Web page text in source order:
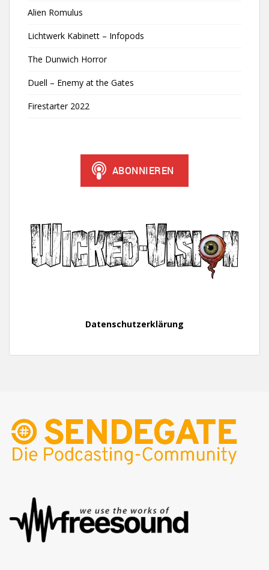
Alien Romulus
Lichtwerk Kabinett – Infopods
The Dunwich Horror
Duell – Enemy at the Gates
Firestarter 2022
Datenschutzerklärung